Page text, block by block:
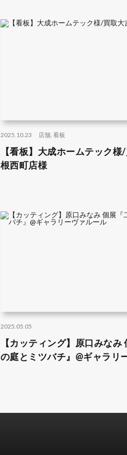
2025.10.23 店舗 看板
【看板】大成ホームテック
根西町店様
2025.05.05
【カッティング】原口みなみ
の庭とミツバチ』@ギャラリ